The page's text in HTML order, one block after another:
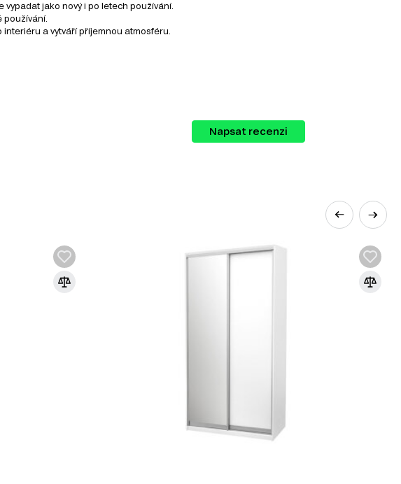
jako nový i po letech používání.
používání.
a vytváří příjemnou atmosféru.
výrobu nábytku v moderním, klasickém nebo jiném stylu díky
Napsat recenzi